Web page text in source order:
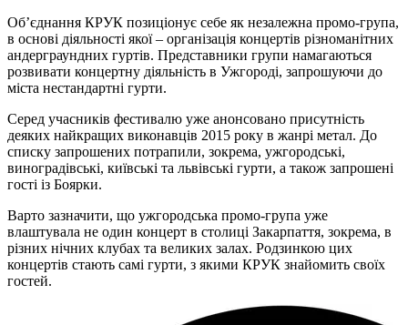
Об’єднання КРУК позиціонує себе як незалежна промо-група,
в основі діяльності якої – організація концертів різноманітних
андерграундних гуртів. Представники групи намагаються
розвивати концертну діяльність в Ужгороді, запрошуючи до
міста нестандартні гурти.
Серед учасників фестивалю уже анонсовано присутність
деяких найкращих виконавців 2015 року в жанрі метал. До
списку запрошених потрапили, зокрема, ужгородські,
виноградівські, київські та львівські гурти, а також запрошені
гості із Боярки.
Варто зазначити, що ужгородська промо-група уже
влаштувала не один концерт в столиці Закарпаття, зокрема, в
різних нічних клубах та великих залах. Родзинкою цих
концертів стають самі гурти, з якими КРУК знайомить своїх
гостей.